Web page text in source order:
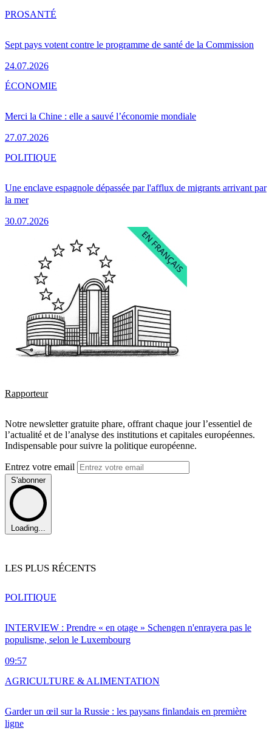
Sept pays votent contre le programme de santé de la Commission
24.07.2026
PROSANTÉ
Merci la Chine : elle a sauvé l’économie mondiale
27.07.2026
ÉCONOMIE
Une enclave espagnole dépassée par l'afflux de migrants arrivant par
la mer
30.07.2026
POLITIQUE
Rapporteur
Notre newsletter gratuite phare, offrant chaque jour l’essentiel de
l’actualité et de l’analyse des institutions et capitales européennes.
Indispensable pour suivre la politique européenne.
Entrez votre email
S'abonner
Loading...
LES PLUS RÉCENTS
INTERVIEW : Prendre « en otage » Schengen n'enrayera pas le
populisme, selon le Luxembourg
09:57
POLITIQUE
Garder un œil sur la Russie : les paysans finlandais en première
ligne
AGRICULTURE & ALIMENTATION